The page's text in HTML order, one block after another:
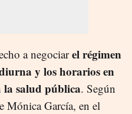
a negociarel régimen
y los horarios en
la salud pública. Según
Mónica García, en el